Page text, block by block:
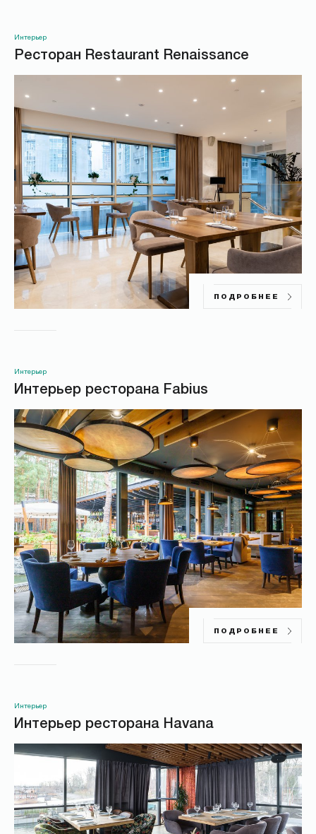
Интерьер
Ресторан Restaurant Renaissance
ПОДРОБНЕЕ
Интерьер
Интерьер ресторана Fabius
ПОДРОБНЕЕ
Интерьер
Интерьер ресторана Havana
ОТПРАВИТЬ